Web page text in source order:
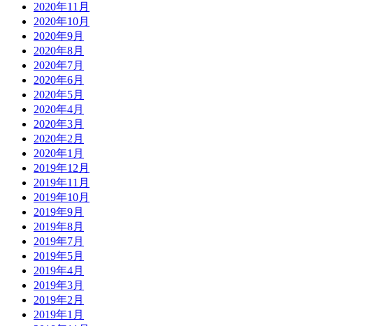
2020年11月
2020年10月
2020年9月
2020年8月
2020年7月
2020年6月
2020年5月
2020年4月
2020年3月
2020年2月
2020年1月
2019年12月
2019年11月
2019年10月
2019年9月
2019年8月
2019年7月
2019年5月
2019年4月
2019年3月
2019年2月
2019年1月